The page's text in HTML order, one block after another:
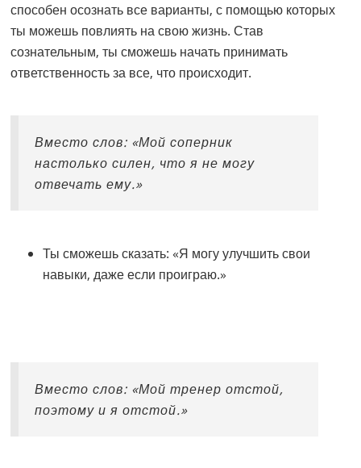
способен осознать все варианты, с помощью которых
ты можешь повлиять на свою жизнь. Став
сознательным, ты сможешь начать принимать
ответственность за все, что происходит.
Вместо слов: «Мой соперник
настолько силен, что я не могу
отвечать ему.»
Ты сможешь сказать: «Я могу улучшить свои
навыки, даже если проиграю.»
Вместо слов: «Мой тренер отстой,
поэтому и я отстой.»